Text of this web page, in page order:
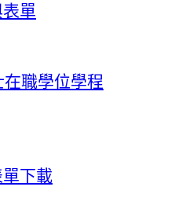
單
職學位學程
下載